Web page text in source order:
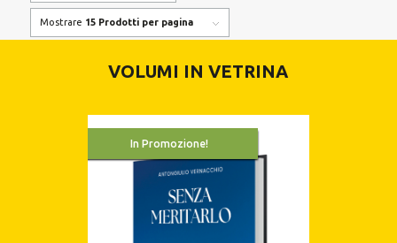
Mostrare 15 Prodotti per pagina
VOLUMI IN VETRINA
In Promozione!